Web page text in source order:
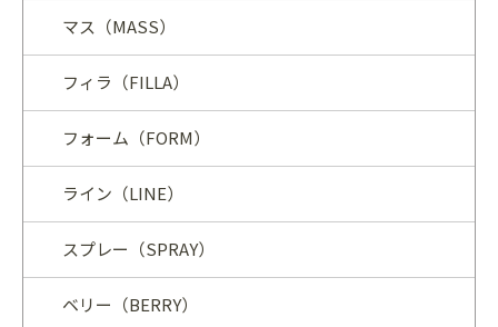
マス（MASS）
フィラ（FILLA）
フォーム（FORM）
ライン（LINE）
スプレー（SPRAY）
ベリー（BERRY）